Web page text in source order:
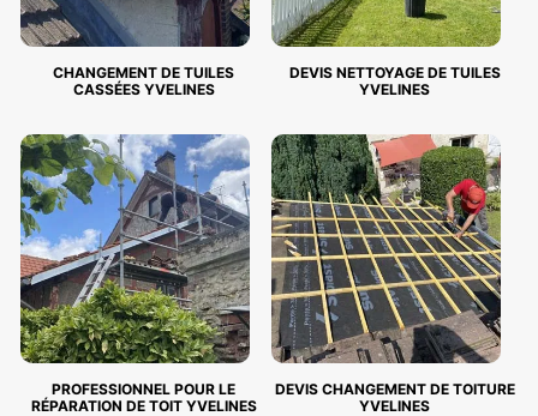
CHANGEMENT DE TUILES
CASSÉES YVELINES
DEVIS NETTOYAGE DE TUILES
YVELINES
PROFESSIONNEL POUR LE
RÉPARATION DE TOIT YVELINES
DEVIS CHANGEMENT DE TOITURE
YVELINES